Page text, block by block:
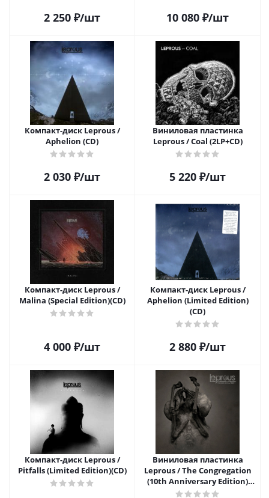
2 250 ₽/шт 10 080 ₽/шт
Компакт-диск Leprous /
Aphelion (CD)
2 030 ₽/шт
Виниловая пластинка
Leprous / Coal (2LP+CD)
5 220 ₽/шт
Компакт-диск Leprous /
Malina (Special Edition)(CD)
4 000 ₽/шт
Компакт-диск Leprous /
Aphelion (Limited Edition)
(CD)
2 880 ₽/шт
Компакт-диск Leprous /
Pitfalls (Limited Edition)(CD)
Виниловая пластинка
Leprous / The Congregation
(10th Anniversary Edition)
(Blood Red) (2LP)